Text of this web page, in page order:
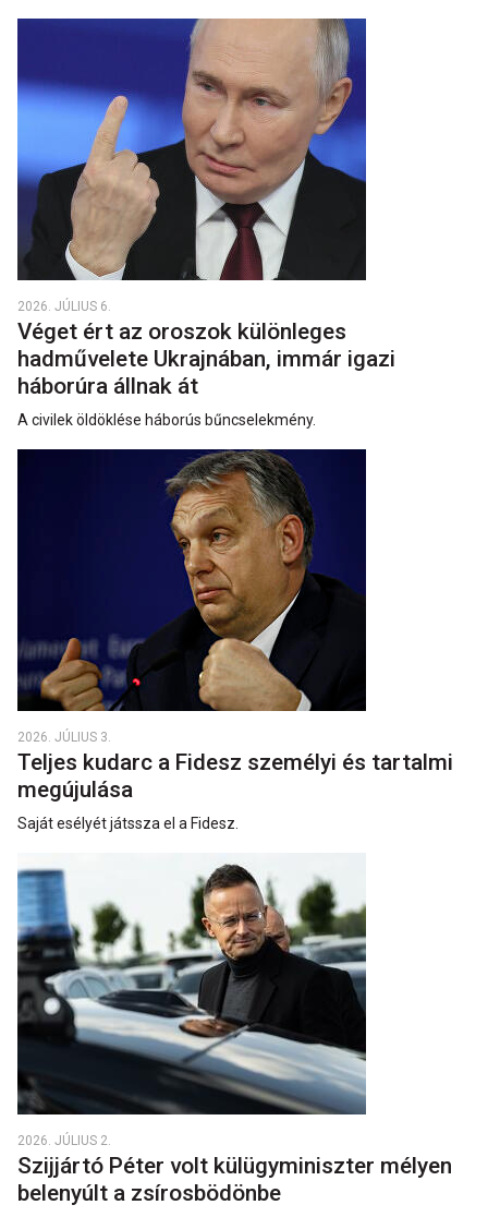
2026. JÚLIUS 6.
Véget ért az oroszok különleges
hadművelete Ukrajnában, immár igazi
háborúra állnak át
A civilek öldöklése háborús bűncselekmény.
2026. JÚLIUS 3.
Teljes kudarc a Fidesz személyi és tartalmi
megújulása
Saját esélyét játssza el a Fidesz.
2026. JÚLIUS 2.
Szijjártó Péter volt külügyminiszter mélyen
belenyúlt a zsírosbödönbe